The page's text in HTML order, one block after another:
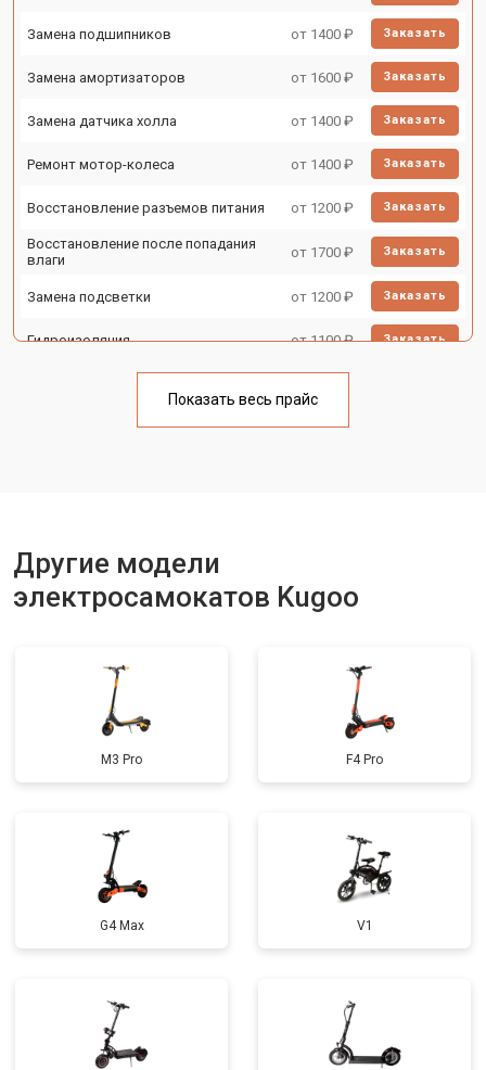
Замена подшипников от 1400 ₽ Заказать
Замена амортизаторов от 1600 ₽ Заказать
Замена датчика холла от 1400 ₽ Заказать
Ремонт мотор-колеса от 1400 ₽ Заказать
Восстановление разъемов питания от 1200 ₽ Заказать
Восстановление после попадания
влаги
от 1700 ₽ Заказать
Замена подсветки от 1200 ₽ Заказать
Гидроизоляция от 1100 ₽ Заказать
Ремонт платы управления
Замена аккумулятора от 1000 ₽
Показать весь прайс
Другие модели
электросамокатов Kugoo
M3 Pro F4 Pro
G4 Max V1